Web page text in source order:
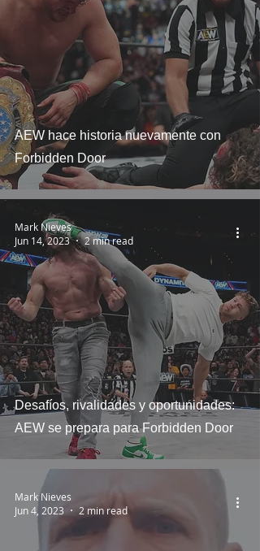
AEW hace historia nuevamente con
Forbidden Door
Desafíos, rivalidades y oportunidades:
AEW se prepara para Forbidden Door
Mark Nieves
Jun 14, 2023
2 min read
Mark Nieves
Jun 4, 2023
2 min read